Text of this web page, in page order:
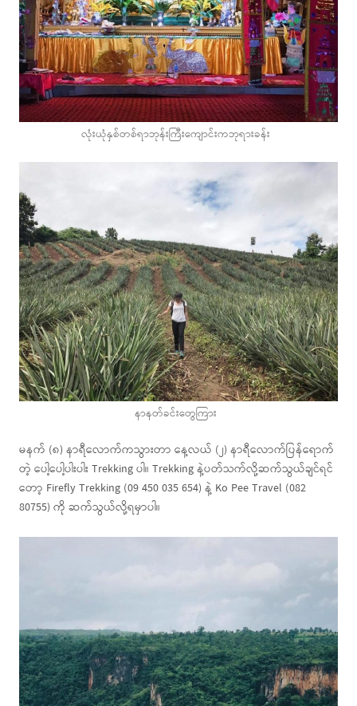
လုံးယုံနှစ်တစ်ရာဘုန်းကြီးကျောင်းကဘုရားခန်း
နာနတ်ခင်းတွေကြား
မနက် (၈) နာရီလောက်ကသွားတာ နေ့လယ် (၂) နာရီလောက်ပြန်ရောက်
တဲ့ ပေါ့ပေါ့ပါးပါး Trekking ပါ။ Trekking နဲ့ပတ်သက်လို့ဆက်သွယ်ချင်ရင်
တော့ Firefly Trekking (09 450 035 654) နဲ့ Ko Pee Travel (082
80755) ကို ဆက်သွယ်လို့ရမှာပါ။